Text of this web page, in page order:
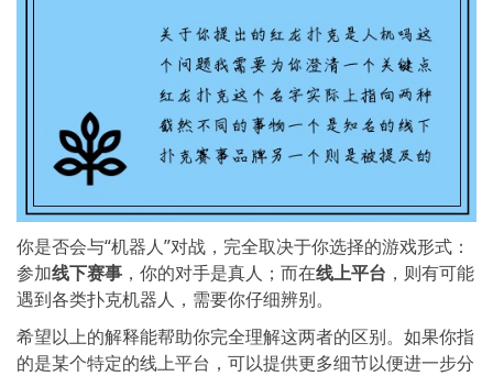
你是否会与“机器人”对战，完全取决于你选择的游戏形式：
参加线下赛事 ，你的对手是真人；而在线上平台 ，则有可能
遇到各类扑克机器人，需要你仔细辨别。
希望以上的解释能帮助你完全理解这两者的区别。如果你指
的是某个特定的线上平台，可以提供更多细节以便进一步分